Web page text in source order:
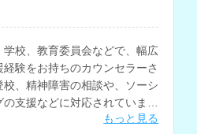
校、教育委員会などで、幅広
験をお持ちのカウンセラーさ
、精神障害の相談や、ソーシ
支援などに対応されていま
もっと見る